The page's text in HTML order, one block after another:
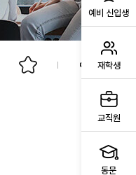
예비 신입생
재학생
교직원
동문